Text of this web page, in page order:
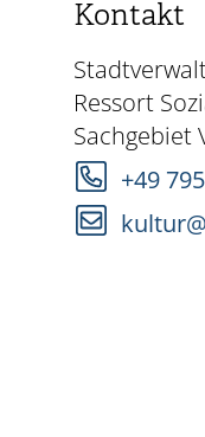
Kontakt
Ressort
Sachgebiet
+49